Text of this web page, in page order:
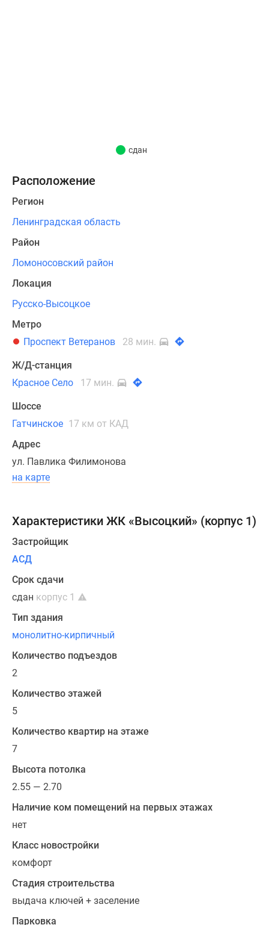
первым
домом
программе
по
строительству
модернизации
территории
Высоцкого.
Застройщиком
планируется
также
обновление
системы
инженерно-
обеспечения
участка.
На
покупателей
однокомнатные,
двухкомнатные,
трёхкомнатные
планировки.
Каждую
квартиру
возможно
приобрести
с
чистовой
отделкой,
и
с
черновой.
квартиры
с
угловой
с
простым
балконом,
также
трёхкомнатная
сдан
Расположение
Регион
Ленинградская область
Район
Ломоносовский район
Локация
Русско-Высоцкое
Метро
Проспект Ветеранов
28 мин.
Ж/Д-станция
Красное Село
17 мин.
Шоссе
Гатчинское 17 км от КАД
Адрес
ул. Павлика Филимонова
на карте
Характеристики ЖК «Высоцкий» (корпус 1)
Застройщик
АСД
Срок сдачи
сдан корпус 1
Тип здания
монолитно-кирпичный
Количество подъездов
2
Количество этажей
5
Количество квартир на этаже
7
Высота потолка
2.55 — 2.70
Наличие ком помещений на первых этажах
нет
Класс новостройки
комфорт
Стадия строительства
выдача ключей + заселение
Парковка